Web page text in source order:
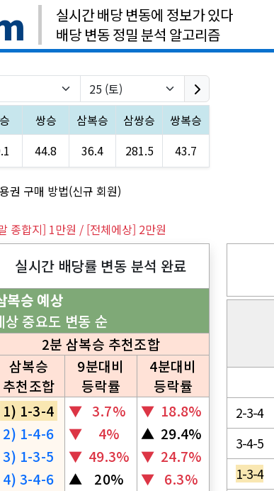
실시간 배당 변동에 정보가 있다
배당 변동 정밀 분석 알고리즘
쌍승 삼복승 삼쌍승
쌍복승
44.8 36.4 281.5 43.7
권 구매 방법(신규 회원)
실시간 유력, 복병마분석 [가는말 종합지] 1만원 / [전체에상] 2만원
실시간 배당률 변동 분석 완료
복승 예상
상 중요도 변동 순
2분 삼복승 추천조합
삼복승
추천조합
9분대비
등락률
4분대비
등락률
1) 1-3-4
2) 1-4-6
3) 1-3-5
4) 3-4-6
▼ 3.7%
▼
4%
▼ 49.3%
▲
20%
▼ 18.8%
▲ 29.4%
▼ 24.7%
▼ 6.3%
2-3-4
3-4-5
1-3-4